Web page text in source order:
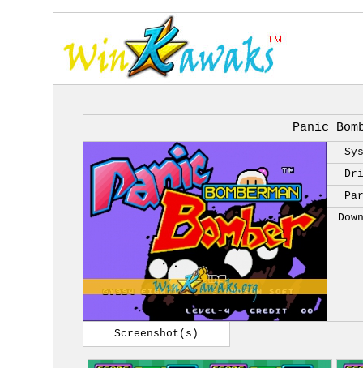
Panic
Screenshot(s)